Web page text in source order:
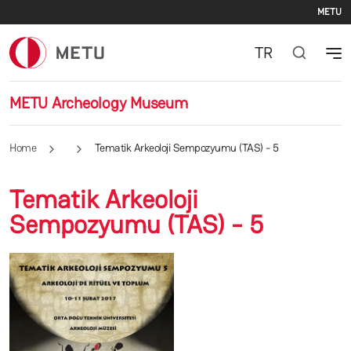
METU
METU Archeology Museum
TR
Home Tematik Arkeoloji Sempozyumu (TAS) - 5
Tematik Arkeoloji
Sempozyumu (TAS) - 5